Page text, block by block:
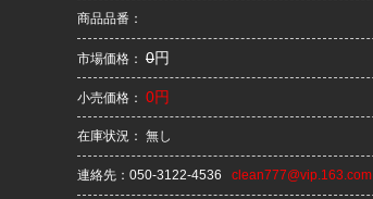
商品品番：
市場価格： 0円
小売価格： 0円
在庫状況： 無し
連絡先： 050-3122-4536 clean777@vip.163.com